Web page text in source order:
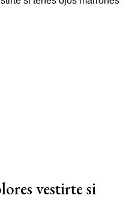
vestirte si